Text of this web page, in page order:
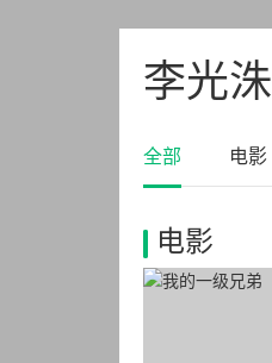
李光洙
全部 电影
电影